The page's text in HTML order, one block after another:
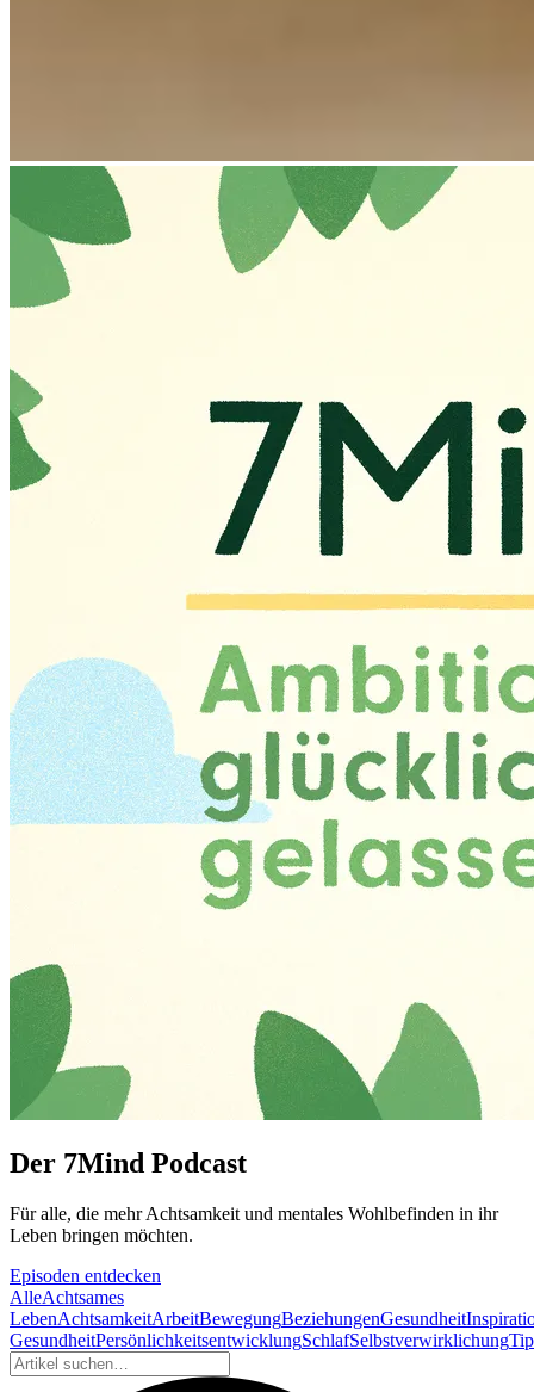
Der 7Mind Podcast
Für alle, die mehr Acht­sam­keit und mentales Wohlbefinden in ihr
Leben brin­gen möch­ten.
Episoden entdecken
AlleAchtsames
LebenAchtsamkeitArbeitBewegungBeziehungenGesundheit
GesundheitPersönlichkeitsentwicklungSchlafSelbstverwirklichung